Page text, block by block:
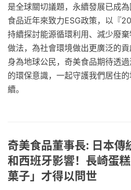
是全球關切議題，永續發展已成
食品近年來致力ESG政策，以『
持續探討能源循環利用、減少廢
做法，為社會環境做出更廣泛的貢
身為地球公民，奇美食品期待透
的環保意識，一起守護我們居住
續。
奇美食品董事長: 日本傳
和西班牙影響！長崎蛋
菓子」才得以問世